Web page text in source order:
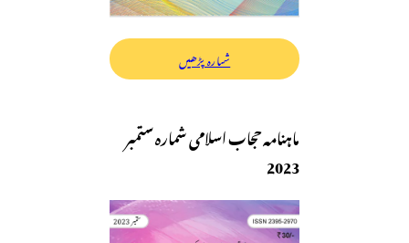
شمارہ پڑھیں
ماہنامہ حجاب اسلامی شمارہ ستمبر
2023